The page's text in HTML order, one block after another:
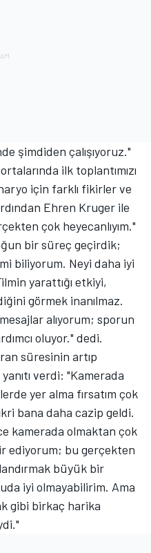
şimdiden çalışıyoruz."
ilk toplantımızı
için farklı fikirler ve
Ehren Kruger ile
çok heyecanlıyım."
bir süreç geçirdik;
biliyorum. Neyi daha iyi
yarattığı etkiyi,
görmek inanılmaz.
alıyorum; sporun
oluyor." dedi.
süresinin artıp
verdi: "Kamerada
yer alma fırsatım çok
bana daha cazip geldi.
kamerada olmaktan çok
ediyorum; bu gerçekten
büyük bir
iyi olmayabilirim. Ama
gibi birkaç harika